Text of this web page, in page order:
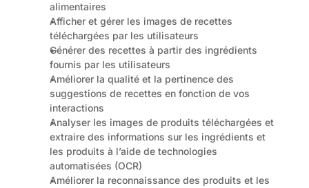
alimentaires
Afficher et gérer les images de recettes
téléchargées par les utilisateurs
Générer des recettes à partir des ingrédients
fournis par les utilisateurs
Améliorer la qualité et la pertinence des
suggestions de recettes en fonction de vos
interactions
Analyser les images de produits téléchargées et
extraire des informations sur les ingrédients et
les produits à l’aide de technologies
automatisées (OCR)
Améliorer la reconnaissance des produits et les